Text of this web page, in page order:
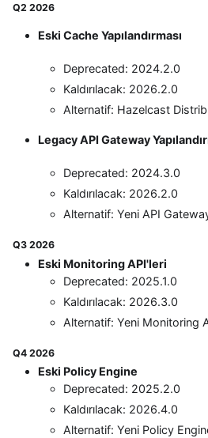
Q2 2026
Eski Cache Yapılandırması
Deprecated: 2024.2.0
Kaldırılacak: 2026.2.0
Alternatif: Hazelcast
Legacy API Gateway
Deprecated: 2024.3.0
Kaldırılacak: 2026.2.0
Alternatif: Yeni API
Q3 2026
Eski Monitoring API'leri
Deprecated: 2025.1.0
Kaldırılacak: 2026.3.0
Alternatif: Yeni Monitoring
Q4 2026
Eski Policy Engine
Deprecated: 2025.2.0
Kaldırılacak: 2026.4.0
Alternatif: Yeni Policy